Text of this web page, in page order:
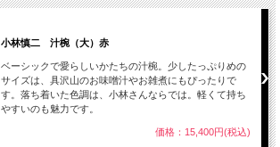
小林慎二 汁椀（大）赤
ベーシックで愛らしいかたちの汁椀。少したっぷりめの
サイズは、具沢山のお味噌汁やお雑煮にもぴったりで
す。落ち着いた色調は、小林さんならでは。軽くて持ち
やすいのも魅力です。
価格：15,400円(税込)